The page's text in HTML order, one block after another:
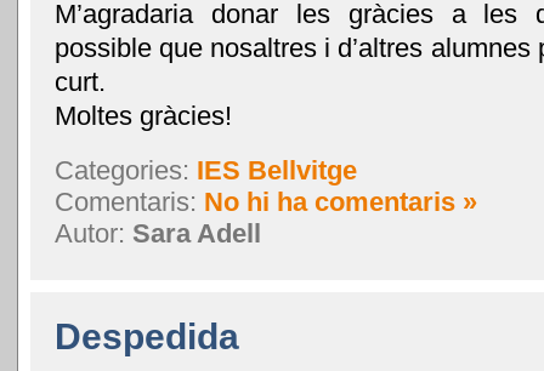
M’agradaria donar les gràcies a les
possible que nosaltres i d’altres
curt.
Moltes gràcies!
Categories: IES Bellvitge
Comentaris: No hi ha comentaris »
Autor: Sara Adell
Despedida